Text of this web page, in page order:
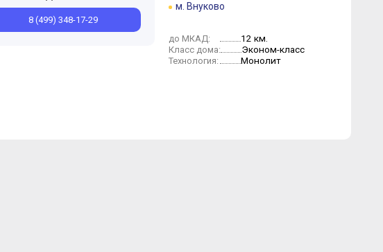
8 (499) 348-17-29
м. Внуково
до МКАД: 12 км.
Класс дома: Эконом-класс
Технология: Монолит